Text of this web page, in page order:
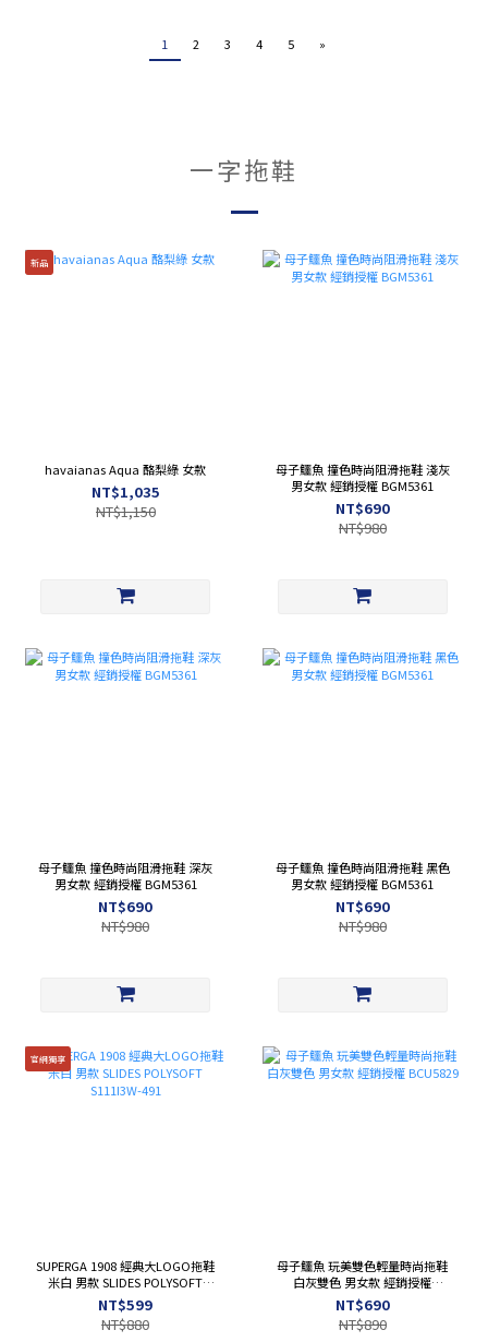
1 2 3 4 5 »
一字拖鞋
新品
havaianas Aqua 酪梨綠 女款
NT$1,035
NT$1,150
母子鱷魚 撞色時尚阻滑拖鞋 淺灰
男女款 經銷授權 BGM5361
NT$690
NT$980
母子鱷魚 撞色時尚阻滑拖鞋 深灰
男女款 經銷授權 BGM5361
NT$690
NT$980
母子鱷魚 撞色時尚阻滑拖鞋 黑色
男女款 經銷授權 BGM5361
NT$690
NT$980
官網獨享
SUPERGA 1908 經典大LOGO拖鞋
米白 男款 SLIDES POLYSOFT
S111I3W-491
NT$599
NT$880
母子鱷魚 玩美雙色輕量時尚拖鞋
白灰雙色 男女款 經銷授權
BCU5829
NT$690
NT$890